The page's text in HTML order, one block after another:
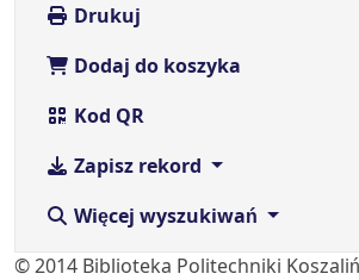
Drukuj
Dodaj do koszyka
Kod QR
Zapisz rekord
Więcej wyszukiwań
© 2014 Biblioteka Politechniki